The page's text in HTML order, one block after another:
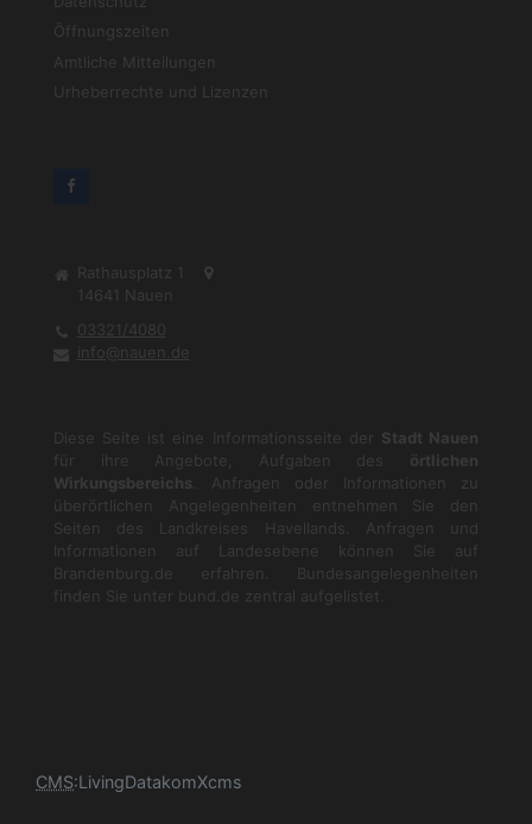
Öffnungszeiten
Amtliche Mitteilungen
Urheberrechte und Lizenzen
Rathausplatz 1
14641
Nauen
03321/4080
info@nauen.de
Diese Seite ist eine Informationsseite der Stadt Nauen
für ihre Angebote, Aufgaben des örtlichen
Wirkungsbereichs . Anfragen oder Informationen zu
überörtlichen Angelegenheiten entnehmen Sie den
Seiten des Landkreises Havellands. Anfragen und
Informationen auf Landesebene können Sie auf
Brandenburg.de
erfahren. Bundesangelegenheiten
finden Sie unter
bund.de zentral aufgelistet.
CMS:LivingDatakomXcms